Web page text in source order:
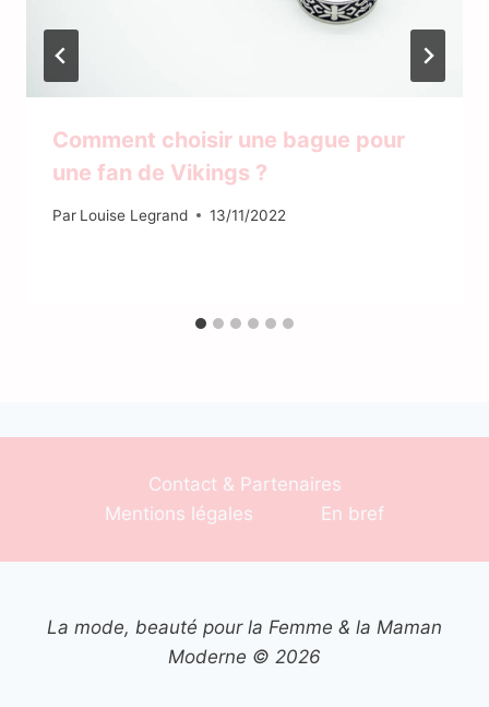
Comment choisir une bague pour
une fan de Vikings ?
Par Louise Legrand 13/11/2022
Contact & Partenaires
Mentions légales
En bref
La mode, beauté pour la Femme & la Maman
Moderne © 2026